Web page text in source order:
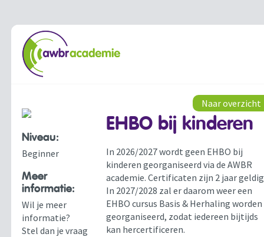
Niveau:
Beginner
Meer
informatie:
Wil je meer
informatie?
Stel dan je vraag
Naar overzicht
EHBO bij kinderen
In 2026/2027 wordt geen EHBO bij
kinderen georganiseerd via de AWBR
academie. Certificaten zijn 2 jaar
In 2027/2028 zal er daarom weer een
EHBO cursus Basis & Herhaling worden
georganiseerd, zodat iedereen bijtijds
kan hercertificeren.